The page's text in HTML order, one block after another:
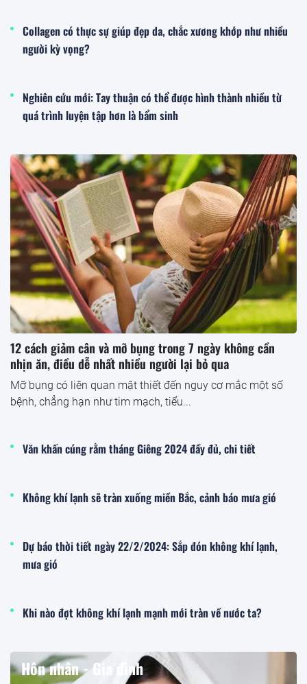
Collagen có thực sự giúp đẹp da, chắc xương khớp như nhiều
người kỳ vọng?
Nghiên cứu mới: Tay thuận có thể được hình thành nhiều từ
quá trình luyện tập hơn là bẩm sinh
12 cách giảm cân và mỡ bụng trong 7 ngày không cần
nhịn ăn, điều dễ nhất nhiều người lại bỏ qua
Mỡ bụng có liên quan mật thiết đến nguy cơ mắc một số
bệnh, chẳng hạn như tim mạch, tiểu...
Văn khấn cúng rằm tháng Giêng 2024 đầy đủ, chi tiết
Không khí lạnh sẽ tràn xuống miền Bắc, cảnh báo mưa gió
Dự báo thời tiết ngày 22/2/2024: Sắp đón không khí lạnh,
mưa gió
Khi nào đợt không khí lạnh mạnh mới tràn về nước ta?
Hôn nhân - Gia đình